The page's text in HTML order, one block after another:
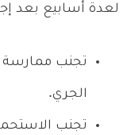
لعدة أسابيع بعد
تجنب ممارسة
الجري.
تجنب